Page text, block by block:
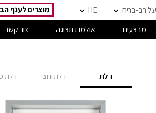
על רב-בריח HE
מוצרים לענף
מבצעים אולמות תצוגה צור קשר
דלת דלת וחצי דלת